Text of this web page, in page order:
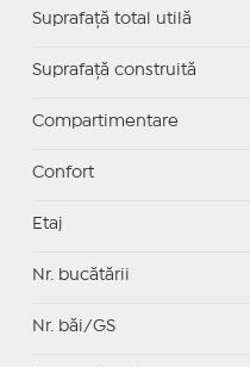
Suprafaţă total utilă
Suprafaţă construită
Compartimentare
Confort
Etaj
Nr. bucătării
Nr. băi/GS